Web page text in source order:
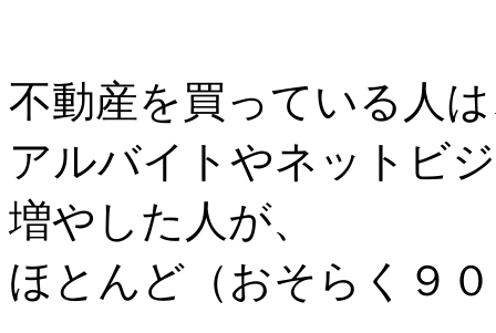
不動産を買っている人
アルバイトやネットビ
増やした人が、
ほとんど（おそらく９